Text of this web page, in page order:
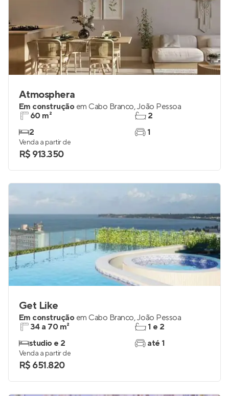
Atmosphera
Em construção em Cabo Branco,João Pessoa
60 m²
2
2
1
Venda a partir de
R$ 913.350
Get Like
Em construção em Cabo Branco,João Pessoa
34 a 70 m²
studio e 2
1 e 2
até 1
Venda a partir de
R$ 651.820